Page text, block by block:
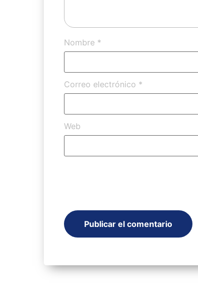
Nombre *
Correo electrónico *
Web